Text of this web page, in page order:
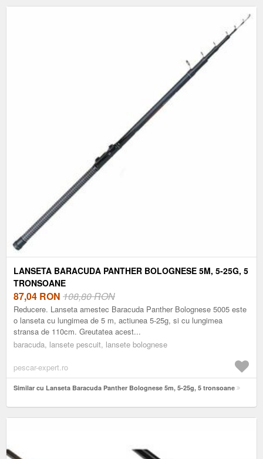
LANSETA BARACUDA PANTHER BOLOGNESE 5M, 5-25G, 5
TRONSOANE
87,04 RON 108,80 RON
Reducere. Lanseta amestec Baracuda Panther Bolognese 5005 este
o lanseta cu lungimea de 5 m, actiunea 5-25g, si cu lungimea
stransa de 110cm. Greutatea acest...
baracuda, lansete pescuit, lansete bolognese
pescar-expert.ro
Similar cu Lanseta Baracuda Panther Bolognese 5m, 5-25g, 5 tronsoane